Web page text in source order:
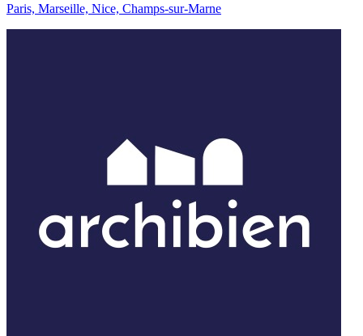
Paris, Marseille, Nice, Champs-sur-Marne